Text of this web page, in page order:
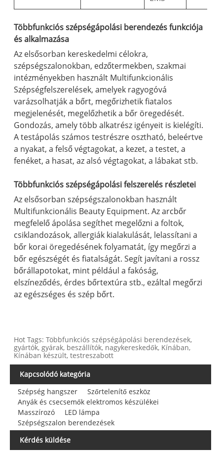
Többfunkciós szépségápolási berendezés funkciója
és alkalmazása
Az elsősorban kereskedelmi célokra,
szépségszalonokban, edzőtermekben, szakmai
intézményekben használt Multifunkcionális
Szépségfelszerelések, amelyek ragyogóvá
varázsolhatják a bőrt, megőrizhetik fiatalos
megjelenését, megelőzhetik a bőr öregedését.
Gondozás, amely több alkatrész igényeit is kielégíti.
A testápolás számos testrészre osztható, beleértve
a nyakat, a felső végtagokat, a kezet, a testet, a
fenéket, a hasat, az alsó végtagokat, a lábakat stb.
Többfunkciós szépségápolási felszerelés részletei
Az elsősorban szépségszalonokban használt
Multifunkcionális Beauty Equipment. Az arcbőr
megfelelő ápolása segíthet megelőzni a foltok,
csiklandozások, allergiák kialakulását, lelassítani a
bőr korai öregedésének folyamatát, így megőrzi a
bőr egészségét és fiatalságát. Segít javítani a rossz
bőrállapotokat, mint például a fakóság,
elszíneződés, érdes bőrtextúra stb., ezáltal megőrzi
az egészséges és szép bőrt.
Hot Tags: Többfunkciós szépségápolási berendezések,
gyártók, gyárak, beszállítók, nagykereskedők, Kínában,
Kínában készült, testreszabott
Kapcsolódó kategória
Szépség hangszer
Szőrtelenítő eszköz
Anyák és csecsemők elektromos készülékei
Masszírozó
LED lámpa
Szépségszalon berendezések
Kérdés küldése